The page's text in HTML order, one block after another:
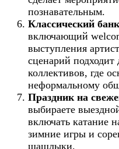
познавательным.
Классический
включающий
выступления
сценарий
коллективов, где
неформальному
Праздник на
выбираете
включать катание
зимние игры и
шашлыки.